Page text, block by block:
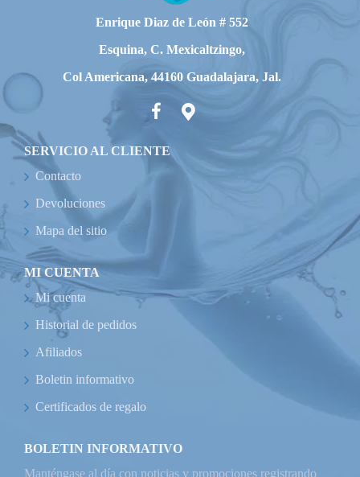
Enrique Diaz de León # 552
Esquina, C. Mexicaltzingo,
Col Americana, 44160 Guadalajara, Jal.
SERVICIO AL CLIENTE
Contacto
Devoluciones
Mapa del sitio
MI CUENTA
Mi cuenta
Historial de pedidos
Afiliados
Boletin informativo
Certificados de regalo
BOLETIN INFORMATIVO
Manténgase al día con noticias y promociones registrando